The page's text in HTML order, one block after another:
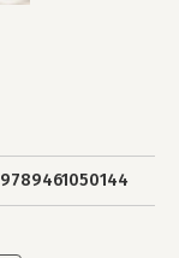
9789461050144